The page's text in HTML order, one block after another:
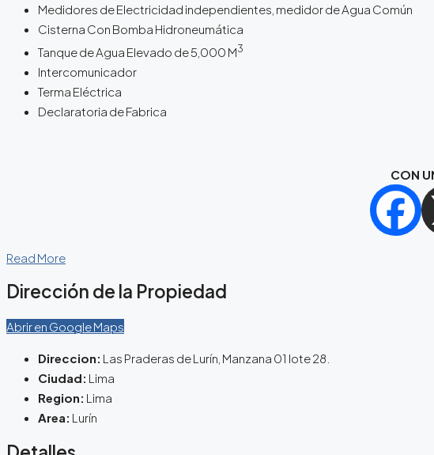
Medidores de Electricidad independientes, medidor de Agua Común
Cisterna Con Bomba Hidroneumática
Tanque de Agua Elevado de 5,000 M3
Intercomunicador
Terma Eléctrica
Declaratoria de Fabrica
CON
Read More
Dirección de la Propiedad
Abrir en Google Maps
Direccion: Las Praderas de Lurín, Manzana 01 lote 28.
Ciudad: Lima
Region: Lima
Area: Lurín